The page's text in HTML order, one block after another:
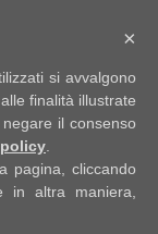
×
si avvalgono
finalità illustrate
il consenso
pagina, cliccando
in altra maniera,